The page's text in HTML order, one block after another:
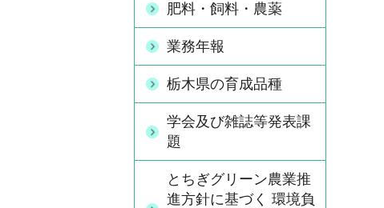
肥料・飼料・農薬
業務年報
栃木県の育成品種
学会及び雑誌等発表課
題
とちぎグリーン農業推
進方針に基づく 環境負